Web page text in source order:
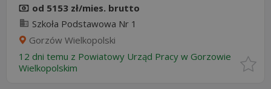
od 5153 zł/mies. brutto
Szkoła Podstawowa Nr 1
Gorzów Wielkopolski
12 dni temu z Powiatowy Urząd Pracy w Gorzowie
Wielkopolskim